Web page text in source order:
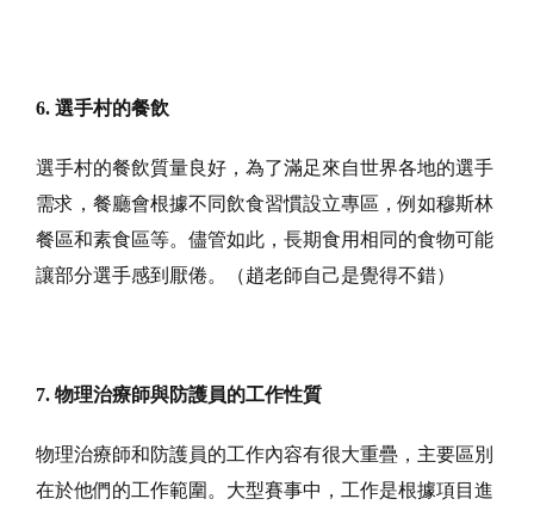
6. 選手村的餐飲
選手村的餐飲質量良好，為了滿足來自世界各地的選手
需求，餐廳會根據不同飲食習慣設立專區，例如穆斯林
餐區和素食區等。儘管如此，長期食用相同的食物可能
讓部分選手感到厭倦。（趙老師自己是覺得不錯）
7. 物理治療師與防護員的工作性質
物理治療師和防護員的工作內容有很大重疊，主要區別
在於他們的工作範圍。大型賽事中，工作是根據項目進